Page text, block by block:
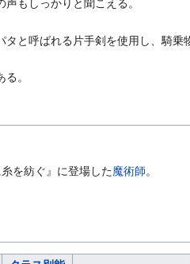
もしっかりと聞こえる。
と呼ばれる片手剣を使用し、騎乗
。
を紡ぐ』に登場した魔術師。